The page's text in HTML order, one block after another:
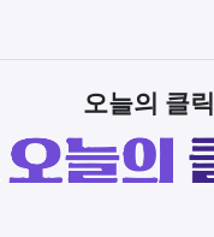
오늘의 클릭